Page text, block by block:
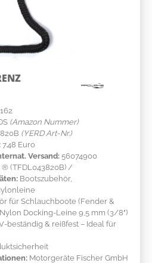
(Amazon Nummer)
(YERD Art-Nr.)
7.48 Euro
Versand: 56074900
® (TFDL043820B) /
Bootszubehör,
für Schlauchboote (Fender &
Docking-Leine 9,5 mm (3/8")
beständig & reißfest – Ideal für
Motorgeräte Fischer GmbH